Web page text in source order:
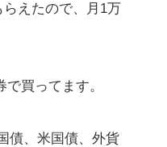
えたので、月1万
買ってます。
債、米国債、外貨